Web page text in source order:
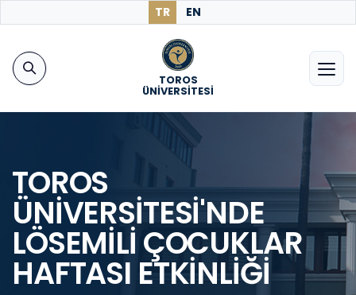
TR EN
TOROS
ÜNİVERSİTESİ
TOROS
ÜNİVERSİTESİ'NDE
LÖSEMİLİ ÇOCUKLAR
HAFTASI ETKİNLİĞİ